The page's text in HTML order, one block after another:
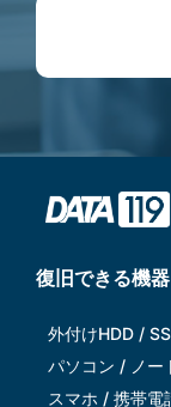
復旧できる機器
外付けHDD /
パソコン / ノー
スマホ / 携帯電